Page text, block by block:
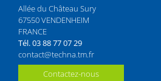
Allée du Château Sury
67550 VENDENHEIM
FRANCE
Tél. 03 88 77 07 29
contact@techna.tm.fr
Contactez-nous